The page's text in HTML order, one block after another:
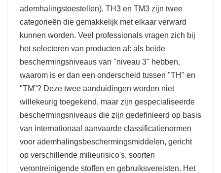
ademhalingstoestellen), TH3 en TM3 zijn twee
categorieën die gemakkelijk met elkaar verward
kunnen worden. Veel professionals vragen zich bij
het selecteren van producten af: als beide
beschermingsniveaus van "niveau 3" hebben,
waarom is er dan een onderscheid tussen "TH" en
"TM"? Deze twee aanduidingen worden niet
willekeurig toegekend, maar zijn gespecialiseerde
beschermingsniveaus die zijn gedefinieerd op basis
van internationaal aanvaarde classificatienormen
voor ademhalingsbeschermingsmiddelen, gericht
op verschillende milieurisico's, soorten
verontreinigende stoffen en gebruiksvereisten. Het